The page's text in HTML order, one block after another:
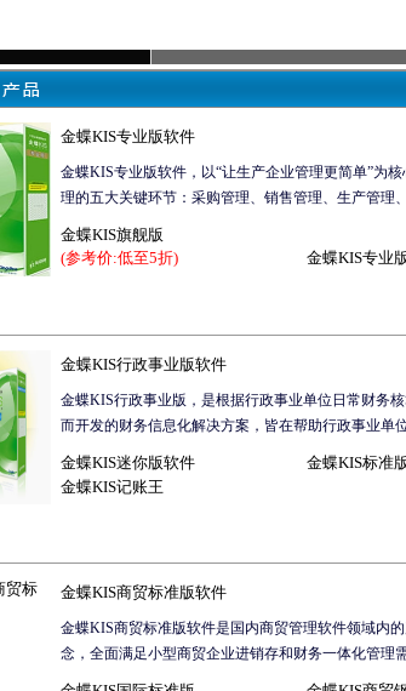
金蝶KIS专业版软件
金蝶KIS专业版软件，以“让生产企业管理更简单”为
理的五大关键环节：采购管理、销售管理、生产管理
金蝶KIS旗舰版
(参考价:低至5折)
金蝶KIS专业
金蝶KIS行政事业版软件
金蝶KIS行政事业版，是根据行政事业单位日常财务
而开发的财务信息化解决方案，皆在帮助行政事业单
金蝶KIS迷你版软件
金蝶KIS标准
金蝶KIS记账王
金蝶KIS商贸标准版软件
金蝶KIS商贸标准版软件是国内商贸管理软件领域内
念，全面满足小型商贸企业进销存和财务一体化管理